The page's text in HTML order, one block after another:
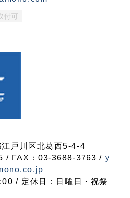
付可
戸川区北葛西5-4-4
/ FAX：03-3688-3763 / y
/ 定休日：日曜日・祝祭